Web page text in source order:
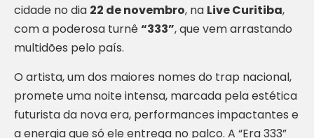
cidade no dia 22 de novembro, na Live Curitiba,
com a poderosa turnê“333”, que vem arrastando
multidões pelo país.
O artista, um dos maiores nomes do trap nacional,
promete uma noite intensa, marcada pela estética
futurista da nova era, performances impactantes e
a energia que só ele entrega no palco. A “Era 333”